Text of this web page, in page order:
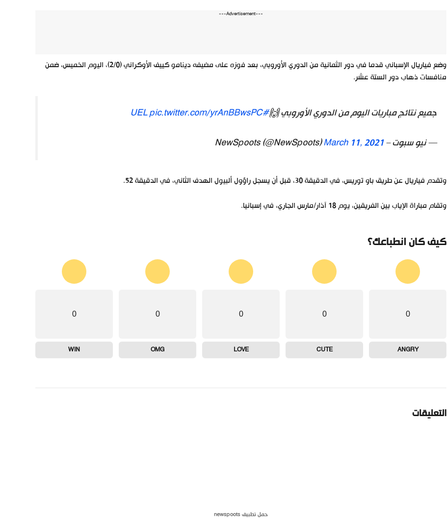
---Advertisement---
وضع فياريال الإسباني قدما في دور الثمانية من الدوري الأوروبي، بعد فوزه على مضيفه دينامو كييف الأوكراني (2/0)، اليوم الخميس، ضمن
منافسات ذهاب دور الستة عشر.
جميع نتائج مباريات اليوم من الدوري الأوروبي 🙌#UEL
pic.twitter.com/yrAnBBwsPC
— نيو سبوت – NewSpoots (@NewSpoots)March 11, 2021
وتقدم فياريال عن طريق باو توريس، في الدقيقة 30، قبل أن يسجل راؤول ألبيول الهدف الثاني، في الدقيقة 52.
وتقام مباراة الإياب بين الفريقين، يوم 18 آذار/مارس الجاري، في إسبانيا.
كيف كان انطباعك؟
0
ANGRY
0
CUTE
0
LOVE
0
OMG
0
WIN
التعليقات
حمل تطبيق newspoots